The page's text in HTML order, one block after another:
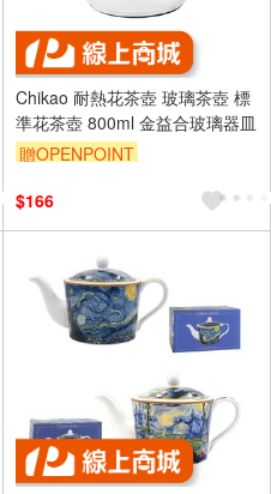
Chikao 耐熱花茶壺 玻璃茶壺 標
準花茶壺 800ml 金益合玻璃器皿
贈OPENPOINT
$166